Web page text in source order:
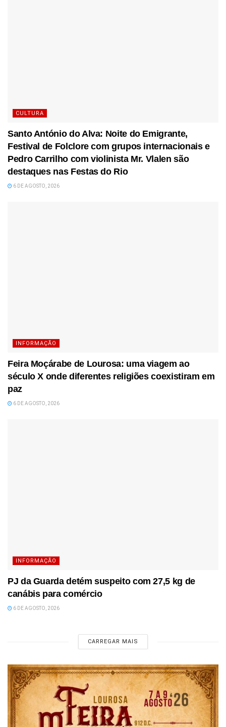
CULTURA
Santo António do Alva: Noite do Emigrante,
Festival de Folclore com grupos internacionais e
Pedro Carrilho com violinista Mr. Vlalen são
destaques nas Festas do Rio
6 DE AGOSTO, 2026
INFORMAÇÃO
Feira Moçárabe de Lourosa: uma viagem ao
século X onde diferentes religiões coexistiram em
paz
6 DE AGOSTO, 2026
INFORMAÇÃO
PJ da Guarda detém suspeito com 27,5 kg de
canábis para comércio
6 DE AGOSTO, 2026
CARREGAR MAIS